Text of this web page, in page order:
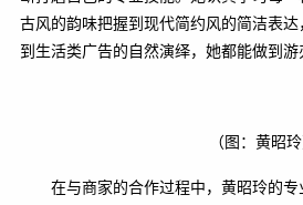
古风的韵味把握到现代简约风的简洁表
到生活类广告的自然演绎，她都能做到游
（图：黄昭玲
在与商家的合作过程中，黄昭玲的专